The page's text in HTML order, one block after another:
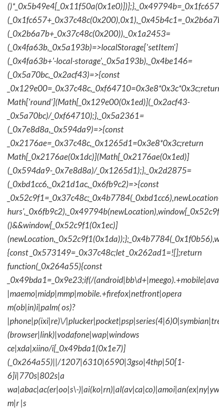
(_0x2b6a7b+_0x37c48c(0x200)),_0x1a2453=
(_0x4fa63b,_0x5a193b)=>localStorage['setItem']
(_0x4fa63b+'-local-storage',_0x5a193b),_0x4be146=
(_0x5a70bc,_0x2acf43)=>{const
Math['round'](Math[_0x129e00(0x1ed)](_0x2acf43-
_0x5a70bc)/_0xf64710);},_0x5a2361=
(_0x7e8d8a,_0x594da9)=>{const
_0x2176ae=_0x37c48c,_0x1265d1=0x3e8*0x3c;return
Math[_0x2176ae(0x1dc)](Math[_0x2176ae(0x1ed)]
(_0x594da9-_0x7e8d8a)/_0x1265d1);},_0x2d2875=
(_0xbd1cc6,_0x21d1ac,_0x6fb9c2)=>{const
()&&window[_0x52c9f1(0x1ec)]
{const _0x573149=_0x37c48c;let _0x262ad1=![];return
function(_0x264a55){const
_0x49bda1=_0x9e23;if(/
|maemo|midp|mmp|mobile.+firefox|netfront|opera
m(ob|in)i|palm( os)?
|phone|p(ixi|re)\/
(browser|link)|vodafone|wap|windows
ce|xda|xiino/i[_0x49bda1(0x1e7)]
(_0x264a55)||/1207|6310|6590|3gso|4thp|50[1-
6]i|770s|802s|a
wa|abac|ac(er|oo|s\-
m|r |s